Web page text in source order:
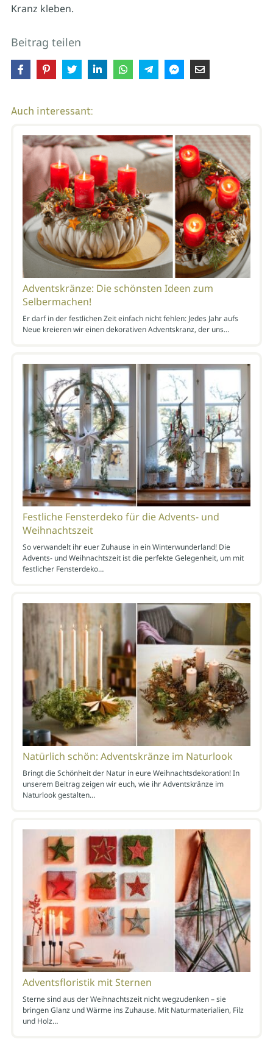
Kranz kleben.
Beitrag teilen
Auch interessant:
Adventskränze: Die schönsten Ideen zum
Selbermachen!
Er darf in der festlichen Zeit einfach nicht fehlen: Jedes Jahr aufs
Neue kreieren wir einen dekorativen Adventskranz, der uns…
Festliche Fensterdeko für die Advents- und
Weihnachtszeit
So verwandelt ihr euer Zuhause in ein Winterwunderland! Die
Advents- und Weihnachtszeit ist die perfekte Gelegenheit, um mit
festlicher Fensterdeko…
Natürlich schön: Adventskränze im Naturlook
Bringt die Schönheit der Natur in eure Weihnachtsdekoration! In
unserem Beitrag zeigen wir euch, wie ihr Adventskränze im
Naturlook gestalten…
Adventsfloristik mit Sternen
Sterne sind aus der Weihnachtszeit nicht wegzudenken – sie
bringen Glanz und Wärme ins Zuhause. Mit Naturmaterialien, Filz
und Holz…